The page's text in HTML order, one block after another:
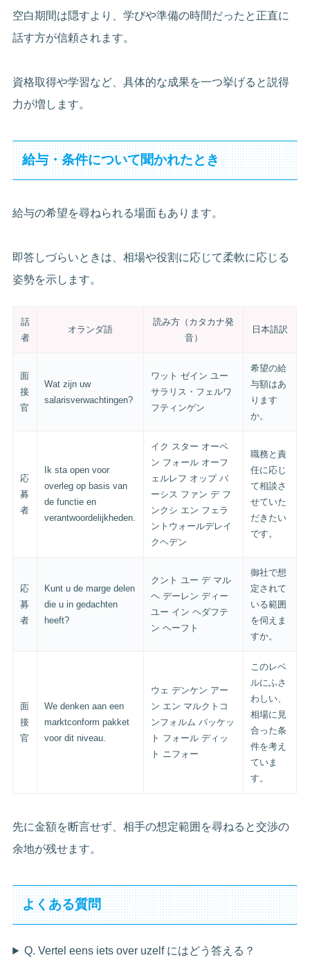
空白期間は隠すより、学びや準備の時間だったと正直に
話す方が信頼されます。
資格取得や学習など、具体的な成果を一つ挙げると説得
力が増します。
給与・条件について聞かれたとき
給与の希望を尋ねられる場面もあります。
即答しづらいときは、相場や役割に応じて柔軟に応じる
姿勢を示します。
話
者
オランダ語
読み方（カタカナ発
音）
日本語訳
面
接
官
Wat zijn uw
salarisverwachtingen?
ワット ゼイン ユー
サラリス・フェルワ
フティンゲン
希望の給
与額はあ
ります
か。
応
募
者
Ik sta open voor
overleg op basis van
de functie en
verantwoordelijkheden.
イク スター オーペ
ン フォール オーフ
ェルレフ オップ バ
ーシス ファン デ フ
ンクシ エン フェラ
ントウォールデレイ
クヘデン
職務と責
任に応じ
て相談さ
せていた
だきたい
です。
応
募
者
Kunt u de marge delen
die u in gedachten
heeft?
クント ユー デ マル
ヘ デーレン ディー
ユー イン ヘダフテ
ン ヘーフト
御社で想
定されて
いる範囲
を伺えま
すか。
面
接
官
We denken aan een
marktconform pakket
voor dit niveau.
ウェ デンケン アー
ン エン マルクトコ
ンフォルム パッケッ
ト フォール ディッ
ト ニフォー
このレベ
ルにふさ
わしい、
相場に見
合った条
件を考え
ていま
す。
先に金額を断言せず、相手の想定範囲を尋ねると交渉の
余地が残せます。
よくある質問
Q. Vertel eens iets over uzelf にはどう答える？